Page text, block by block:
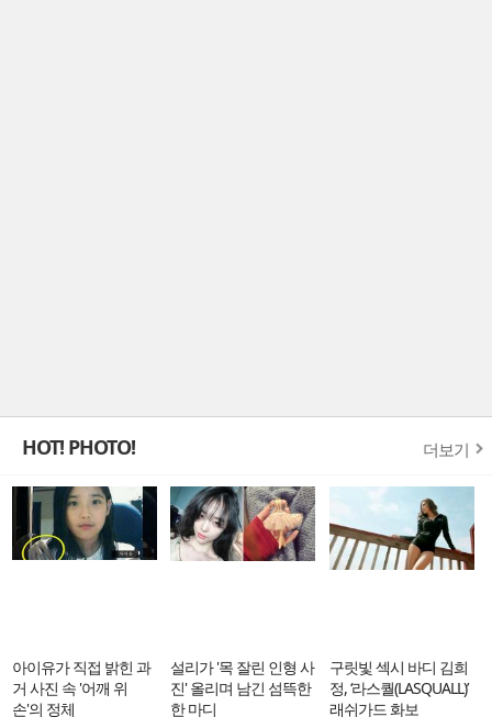
HOT! PHOTO! 더보기
아이유가 직접 밝힌 과
거 사진 속 '어깨 위
손'의 정체
설리가 '목 잘린 인형 사
진' 올리며 남긴 섬뜩한
한 마디
구릿빛 섹시 바디 김희
정, ‘라스퀄(LASQUALL)’
래쉬가드 화보